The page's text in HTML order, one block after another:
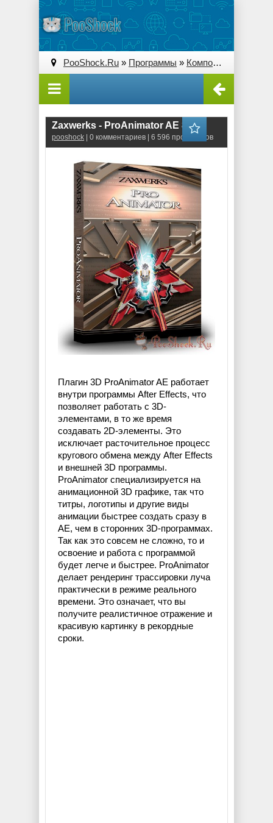
PooShock.Ru » Программы » Композитинг
Zaxwerks - ProAnimator AE 8.5.0
pooshock | 0 комментариев | 6 596 просмотров
Плагин 3D ProAnimator AE работает
внутри программы After Effects, что
позволяет работать с 3D-
элементами, в то же время
создавать 2D-элементы. Это
исключает расточительное процесс
кругового обмена между After Effects
и внешней 3D программы.
ProAnimator специализируется на
анимационной 3D графике, так что
титры, логотипы и другие виды
анимации быстрее создать сразу в
AE, чем в сторонних 3D-программах.
Так как это совсем не сложно, то и
освоение и работа с программой
будет легче и быстрее. ProAnimator
делает рендеринг трассировки луча
практически в режиме реального
времени. Это означает, что вы
получите реалистичное отражение и
красивую картинку в рекордные
сроки.